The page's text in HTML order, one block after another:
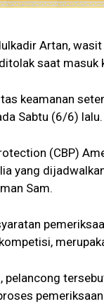
Artan,
saat masuk
keamanan
Sabtu (6/6) lalu.
(CBP)
yang
Sam.
pelancong